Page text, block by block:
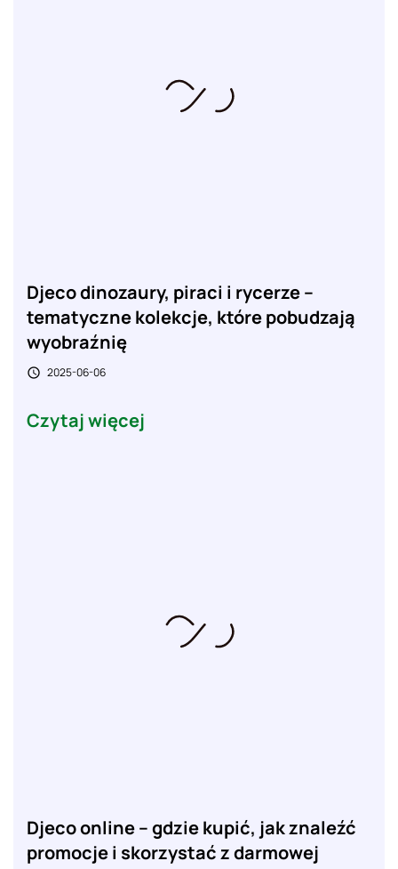
Djeco dinozaury, piraci i rycerze –
tematyczne kolekcje, które pobudzają
wyobraźnię
 2025-06-06
Czytaj więcej
Djeco online – gdzie kupić, jak znaleźć
promocje i skorzystać z darmowej